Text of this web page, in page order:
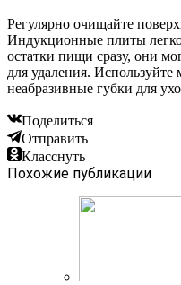
Регулярно очищайте
Индукционные плиты легко
остатки пищи сразу, они
для удаления.
неабразивные губки для
Поделиться
Отправить
Класснуть
Похожие публикации